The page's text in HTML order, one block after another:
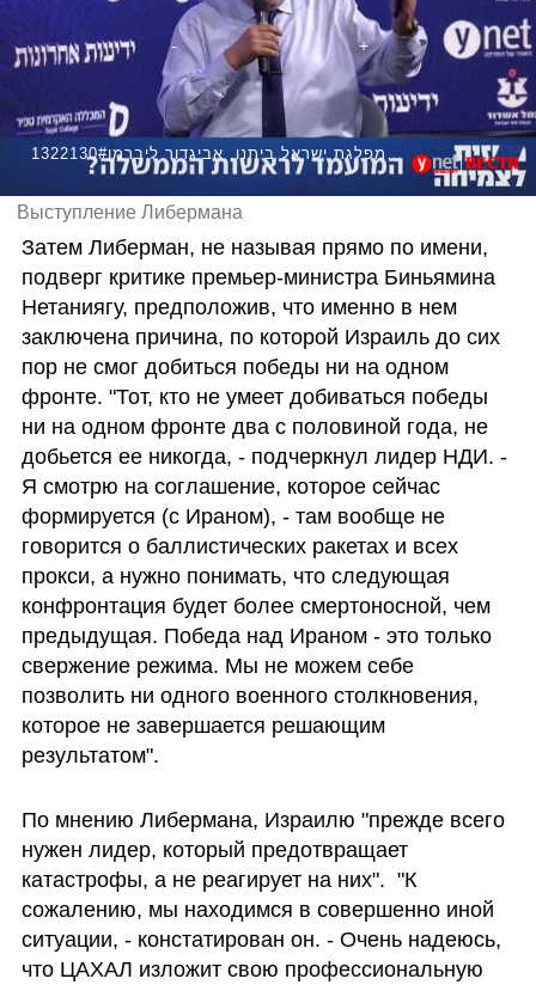
1322130#ועידת 2026 מחזית לצמיחה - יו״ר מפלגת ישראל ביתנו, אביגדור ליברמן
Выступление Либермана
Затем Либерман, не называя прямо по имени,
подверг критике премьер-министра Биньямина
Нетаниягу, предположив, что именно в нем
заключена причина, по которой Израиль до сих
пор не смог добиться победы ни на одном
фронте. "Тот, кто не умеет добиваться победы
ни на одном фронте два с половиной года, не
добьется ее никогда, - подчеркнул лидер НДИ. -
Я смотрю на соглашение, которое сейчас
формируется (с Ираном), - там вообще не
говорится о баллистических ракетах и всех
прокси, а нужно понимать, что следующая
конфронтация будет более смертоносной, чем
предыдущая. Победа над Ираном - это только
свержение режима. Мы не можем себе
позволить ни одного военного столкновения,
которое не завершается решающим
результатом".
По мнению Либермана, Израилю "прежде всего
нужен лидер, который предотвращает
катастрофы, а не реагирует на них".  "К
сожалению, мы находимся в совершенно иной
ситуации, - констатирован он. - Очень надеюсь,
что ЦАХАЛ изложит свою профессиональную